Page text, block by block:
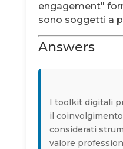
engagement"
sono soggetti a
Answers
I toolkit digitali
il
considerati
valore